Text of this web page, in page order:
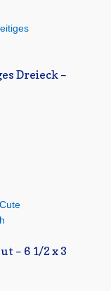
Dreieck –
– 6 1/2 x 3